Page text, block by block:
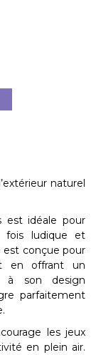
naturel
est idéale pour
fois ludique et
est conçue pour
en offrant un
à son design
parfaitement
les jeux
en plein air.